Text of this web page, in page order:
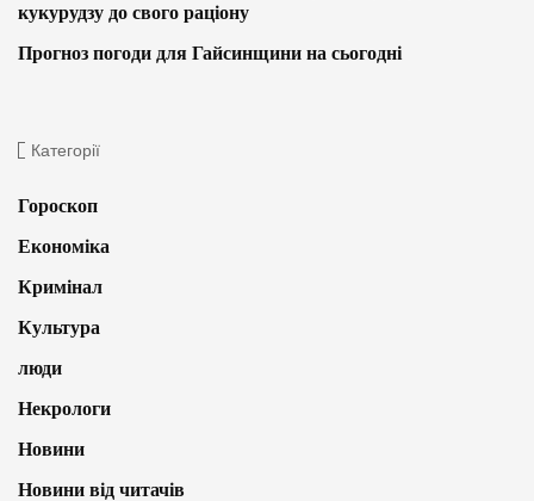
кукурудзу до свого раціону
Прогноз погоди для Гайсинщини на сьогодні
Категорії
Гороскоп
Економіка
Кримінал
Культура
люди
Некрологи
Новини
Новини від читачів